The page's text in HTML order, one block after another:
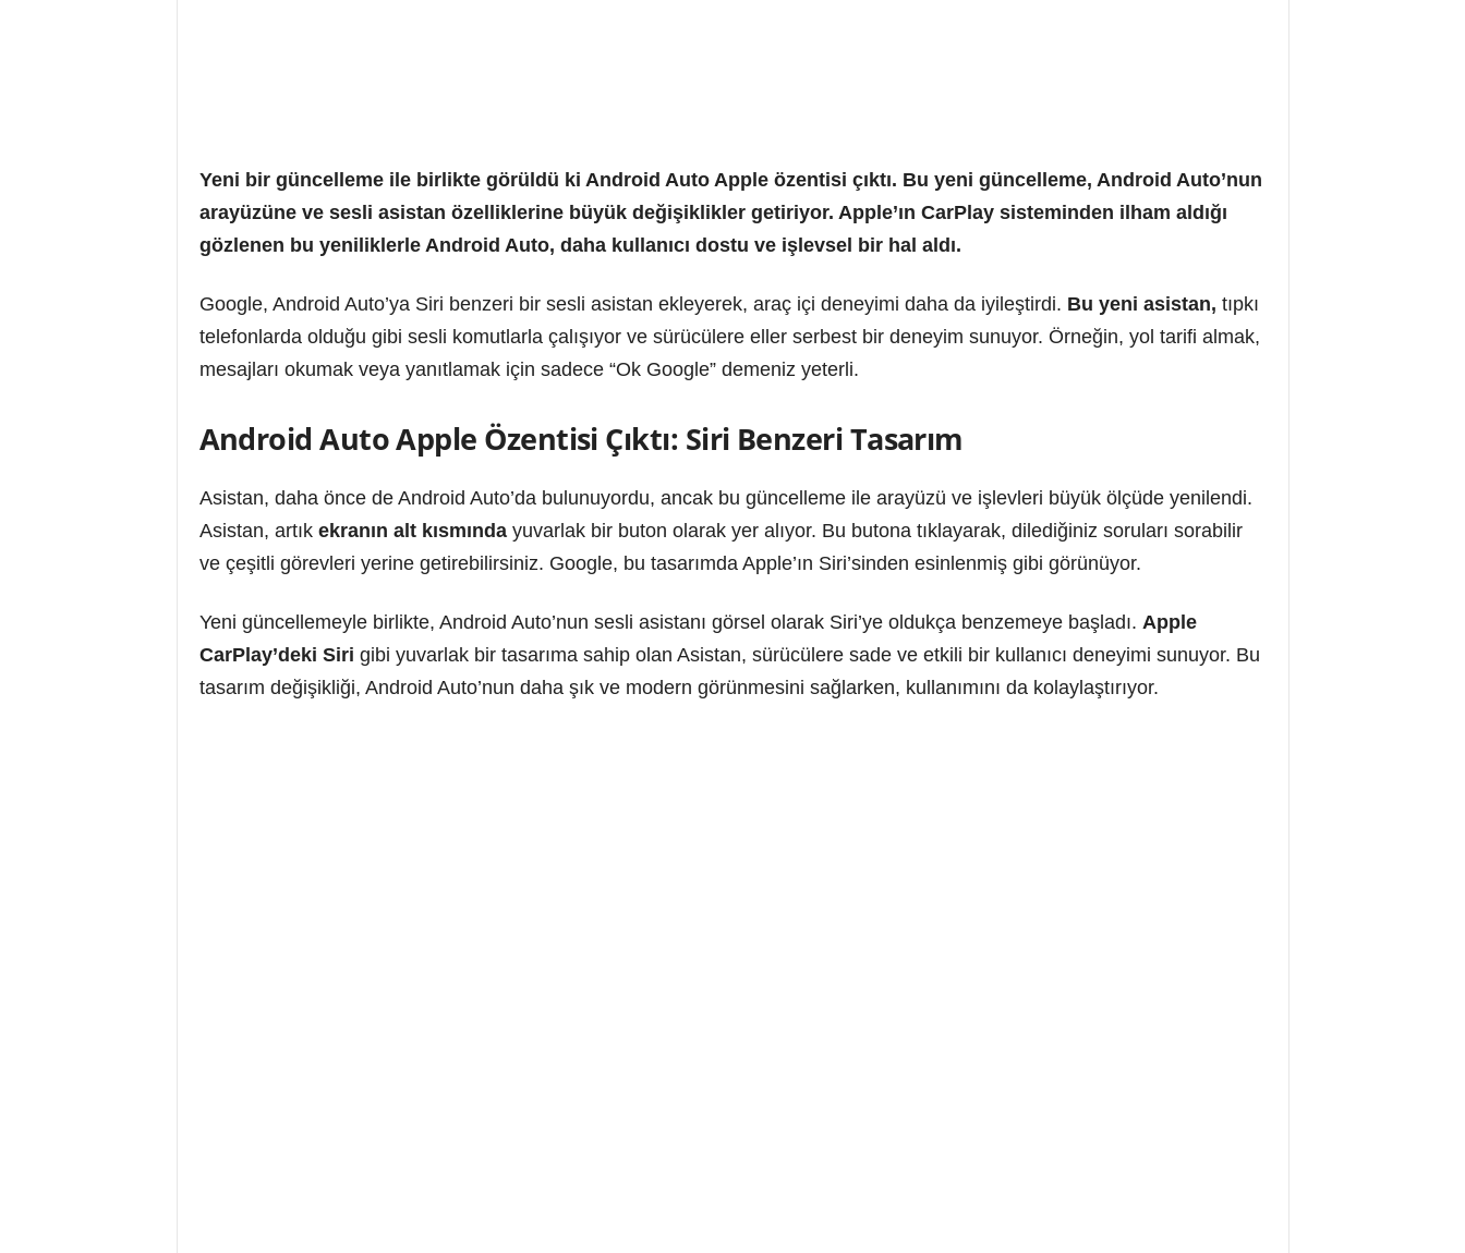
Yeni bir güncelleme ile birlikte görüldü ki Android Auto Apple özentisi çıktı. Bu yeni güncelleme, Android Auto’nun
arayüzüne ve sesli asistan özelliklerine büyük değişiklikler getiriyor. Apple’ın CarPlay sisteminden ilham aldığı
gözlenen bu yeniliklerle Android Auto, daha kullanıcı dostu ve işlevsel bir hal aldı.
Google, Android Auto’ya Siri benzeri bir sesli asistan ekleyerek, araç içi deneyimi daha da iyileştirdi. Bu yeni asistan, tıpkı
telefonlarda olduğu gibi sesli komutlarla çalışıyor ve sürücülere eller serbest bir deneyim sunuyor. Örneğin, yol tarifi almak,
mesajları okumak veya yanıtlamak için sadece “Ok Google” demeniz yeterli.
Android Auto Apple Özentisi Çıktı: Siri Benzeri Tasarım
Asistan, daha önce de Android Auto’da bulunuyordu, ancak bu güncelleme ile arayüzü ve işlevleri büyük ölçüde yenilendi.
Asistan, artık ekranın alt kısmındayuvarlak bir buton olarak yer alıyor. Bu butona tıklayarak, dilediğiniz soruları sorabilir
ve çeşitli görevleri yerine getirebilirsiniz. Google, bu tasarımda Apple’ın Siri’sinden esinlenmiş gibi görünüyor.
Yeni güncellemeyle birlikte, Android Auto’nun sesli asistanı görsel olarak Siri’ye oldukça benzemeye başladı. Apple
CarPlay’deki Siri gibi yuvarlak bir tasarıma sahip olan Asistan, sürücülere sade ve etkili bir kullanıcı deneyimi sunuyor. Bu
tasarım değişikliği, Android Auto’nun daha şık ve modern görünmesini sağlarken, kullanımını da kolaylaştırıyor.